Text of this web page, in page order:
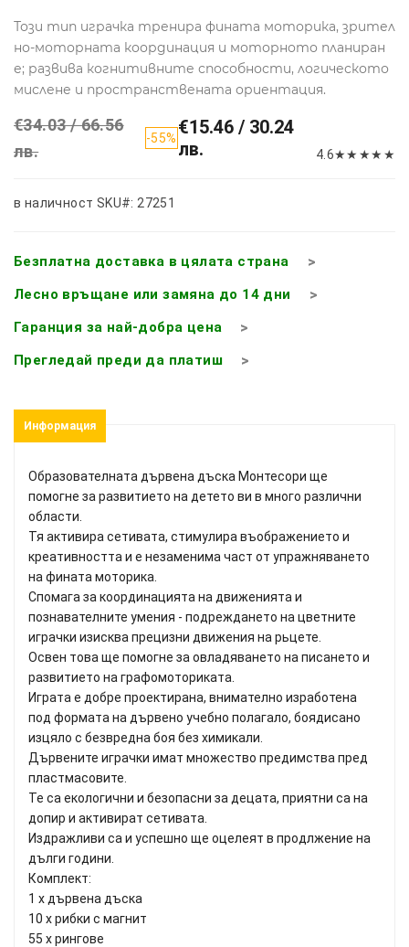
Този тип играчка тренира фината моторика, зрител
но-моторната координация и моторното планиран
е; развива когнитивните способности, логическото
мислене и пространствената ориентация.
€34.03 / 66.56
лв.
-55%€15.46 / 30.24
лв.
4.6★★ ★★ ★
в наличност SKU#: 27251
Безплатна доставка в цялата страна
Лесно връщане или замяна до 14 дни
Гаранция за най-добра цена
Прегледай преди да платиш
Информация
Образователната дървена дъска Монтесори ще
помогне за развитието на детето ви в много различни
области.
Тя активира сетивата, стимулира въображението и
креативността и е незаменима част от упражняването
на фината моторика.
Спомага за координацията на движенията и
познавателните умения - подреждането на цветните
играчки изисква прецизни движения на рьцете.
Освен това ще помогне за овладяването на писането и
развитието на графомоториката.
Играта е добре проектирана, внимателно изработена
под формата на дървено учебно полагало, боядисано
изцяло с безвредна боя без химикали.
Дървените играчки имат множество предимства пред
пластмасовите.
Те са екологични и безопасни за децата, приятни са на
допир и активират сетивата.
Издражливи са и успешно ще оцелеят в продлжение на
дълги години.
Комплект:
1 х дървена дъска
10 х рибки с магнит
55 х рингове